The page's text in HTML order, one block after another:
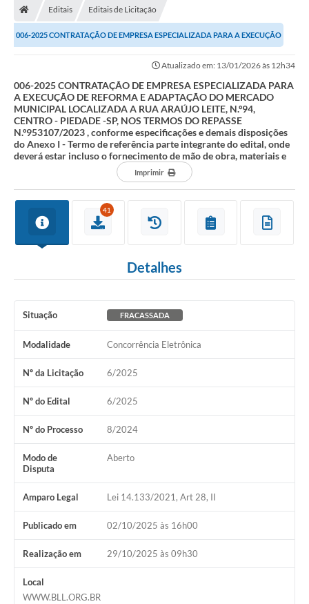
Editais Editais de Licitação
006-2025 CONTRATAÇÃO DE EMPRESA ESPECIALIZADA PARA A EXECUÇÃO
Atualizado em: 13/01/2026 às 12h34
006-2025 CONTRATAÇÃO DE EMPRESA ESPECIALIZADA PARA
A EXECUÇÃO DE REFORMA E ADAPTAÇÃO DO MERCADO
MUNICIPAL LOCALIZADA A RUA ARAÚJO LEITE, N.º94,
CENTRO - PIEDADE -SP, NOS TERMOS DO REPASSE
N.º953107/2023 , conforme especificações e demais disposições
do Anexo I - Termo de referência parte integrante do edital, onde
deverá estar incluso o fornecimento de mão de obra, materiais e
Imprimir
41
Detalhes
Situação FRACASSADA
Modalidade Concorrência Eletrônica
Nº da Licitação 6/2025
Nº do Edital 6/2025
Nº do Processo 8/2024
Modo de
Disputa
Aberto
Amparo Legal Lei 14.133/2021, Art 28, II
Publicado em 02/10/2025 às 16h00
Realização em 29/10/2025 às 09h30
Local
WWW.BLL.ORG.BR